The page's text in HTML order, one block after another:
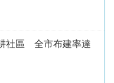
社區 全市布建率達